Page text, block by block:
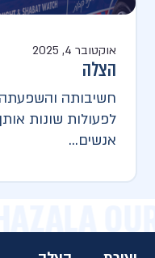
אוקטובר 4, 2025
הצלה
חשיבותה
לפעולות שונות
אנשים...